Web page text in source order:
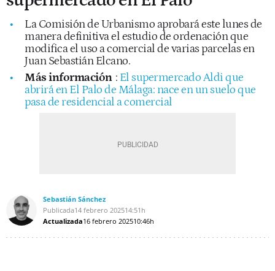
La Comisión de Urbanismo aprobará este lunes de
manera definitiva el estudio de ordenación que
modifica el uso a comercial de varias parcelas en
Juan Sebastián Elcano.
Más información : El supermercado Aldi que
abrirá en El Palo de Málaga: nace en un suelo que
pasa de residencial a comercial
Sebastián Sánchez
Publicada14 febrero 202514:51h
Actualizada16 febrero 202510:46h